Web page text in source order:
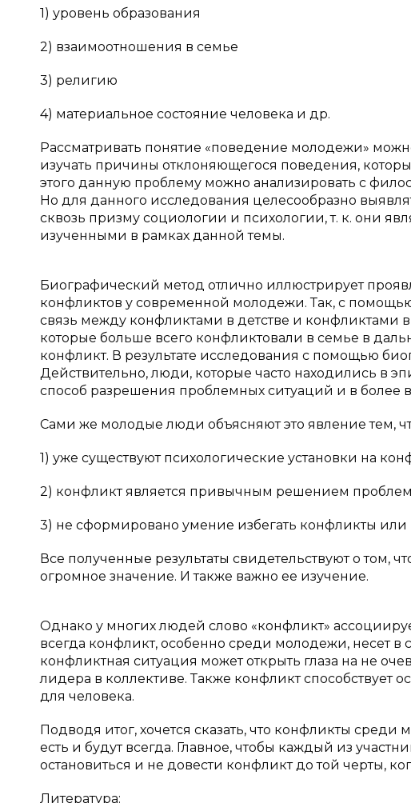
1) уровень образования
2) взаимоотношения в семье
3) религию
4) материальное состояние человека и др.
Рассматривать понятие «поведение молодежи»
изучать причины отклоняющегося поведения,
этого данную проблему можно анализировать с
Но для данного исследования целесообразно
сквозь призму социологии и психологии, т. к. они
изученными в рамках данной темы.
Биографический метод отлично иллюстрирует
конфликтов у современной молодежи. Так, с
связь между конфликтами в детстве и конфликтами
которые больше всего конфликтовали в семье в
конфликт. В результате исследования с помощью
Действительно, люди, которые часто находились в
способ разрешения проблемных ситуаций и в более
Сами же молодые люди объясняют это явление тем,
1) уже существуют психологические установки на
2) конфликт является привычным решением
3) не сформировано умение избегать конфликты или
Все полученные результаты свидетельствуют о том,
огромное значение. И также важно ее изучение.
Однако у многих людей слово «конфликт»
всегда конфликт, особенно среди молодежи, несет
конфликтная ситуация может открыть глаза на не
лидера в коллективе. Также конфликт способствует
для человека.
Подводя итог, хочется сказать, что конфликты
есть и будут всегда. Главное, чтобы каждый из
остановиться и не довести конфликт до той черты,
Литература: